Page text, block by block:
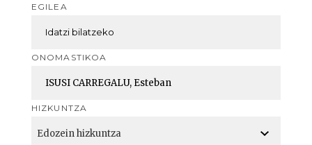
EGILEA
ONOMASTIKOA
HIZKUNTZA